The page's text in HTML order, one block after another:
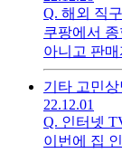
은 환급금이
약 10만원
다.. 대행 수
까요?
Q. 해외 직
쿠팡에서
아니고 판
종합비타민
배송 담당은
되는 건가요
갈려서 문
기타 고민
22.12.01
Q. 인터넷
이번에 집